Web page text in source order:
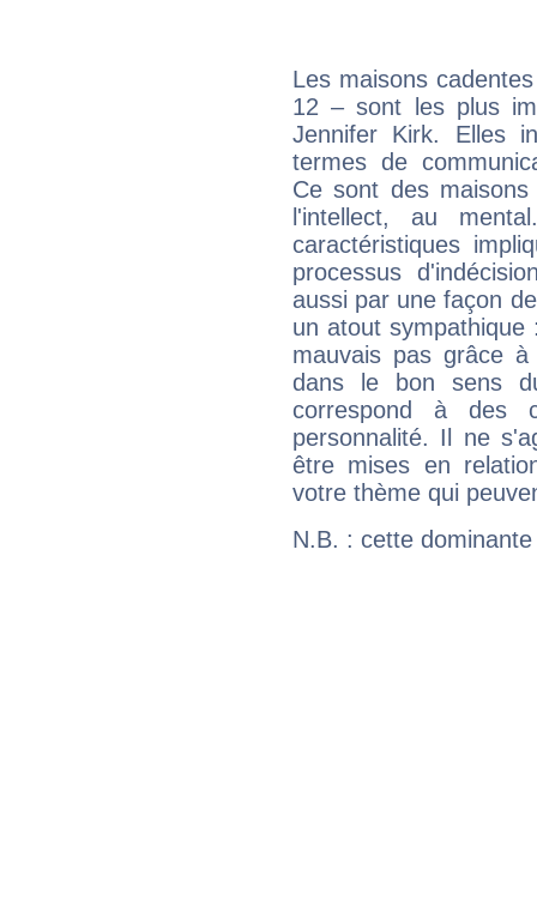
Les maisons
12 – sont les plus
Jennifer Kirk. Elles
termes de
Ce sont des
l'intellect, au
caractéristiques
processus
aussi par une façon
un atout
mauvais pas grâce
dans le bon sens
correspond à des
personnalité. Il ne
être mises en
votre thème qui
N.B. : cette